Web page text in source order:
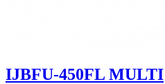
IJBFU-450FL MULTI